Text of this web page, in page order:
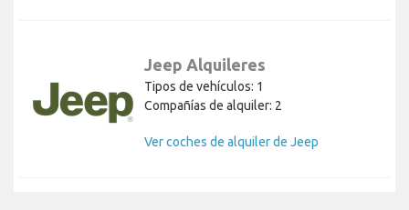
Jeep Alquileres
Tipos de vehículos: 1
Compañías de alquiler: 2
Ver coches de alquiler de Jeep